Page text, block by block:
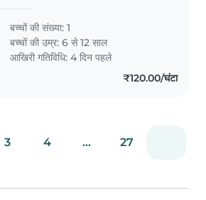
responsibility will be to pick up
our child from the school bus
stop, safely accompany..
बच्चों की संख्या: 1
बच्चों की उम्र:6 से 12 साल
आखिरी गतिविधि: 4 दिन पहले
₹120.00/घंटा
3 4 ... 27